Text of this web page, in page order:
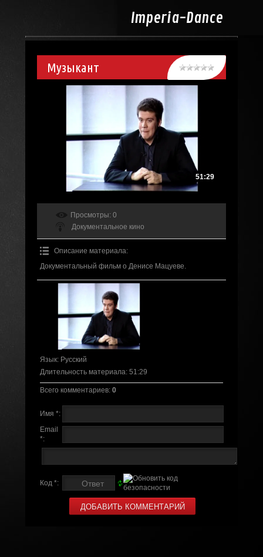
Imperia-Dance
Музыкант
51:29
Просмотры: 0
Документальное кино
Описание материала:
Документальный фильм о Денисе Мацуеве.
Язык: Русский
Длительность материала: 51:29
Всего комментариев: 0
Имя *:
Email
*:
Код *: